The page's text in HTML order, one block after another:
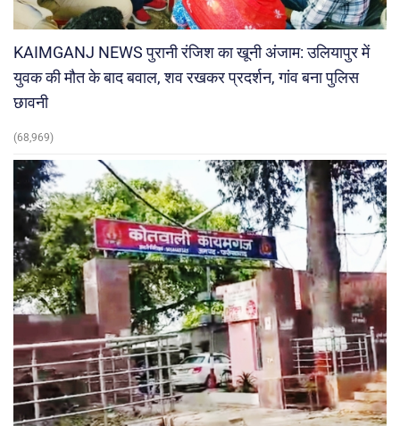
KAIMGANJ NEWS पुरानी रंजिश का खूनी अंजाम: उलियापुर में
युवक की मौत के बाद बवाल, शव रखकर प्रदर्शन, गांव बना पुलिस
छावनी
(68,969)